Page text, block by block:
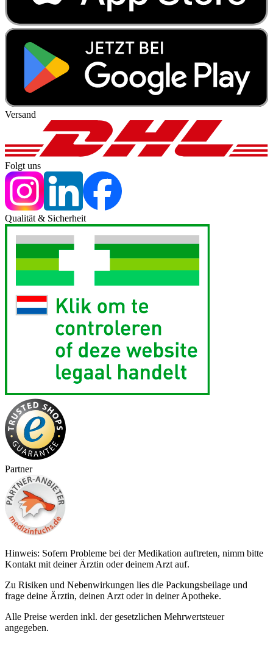
Versand
Folgt uns
Qualität & Sicherheit
Partner
Hinweis: Sofern Probleme bei der Medikation auftreten, nimm bitte
Kontakt mit deiner Ärztin oder deinem Arzt auf.
Zu Risiken und Nebenwirkungen lies die Packungsbeilage und
frage deine Ärztin, deinen Arzt oder in deiner Apotheke.
Alle Preise werden inkl. der gesetzlichen Mehrwertsteuer
angegeben.